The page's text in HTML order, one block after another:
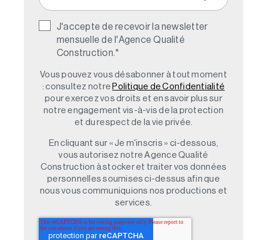
J'accepte de recevoir la newsletter
mensuelle de l'Agence Qualité
Construction. *
Vous pouvez vous désabonner à tout moment
: consultez notre Politique de Confidentialité
pour exercez vos droits et en savoir plus sur
notre engagement vis-à-vis de la protection
et du respect de la vie privée.
En cliquant sur « Je m'inscris » ci-dessous,
vous autorisez notre Agence Qualité
Construction à stocker et traiter vos données
personnelles soumises ci-dessus afin que
nous vous communiquions nos productions et
services.